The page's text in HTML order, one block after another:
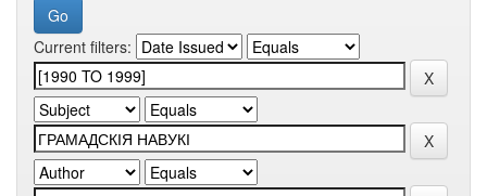
Current filters: